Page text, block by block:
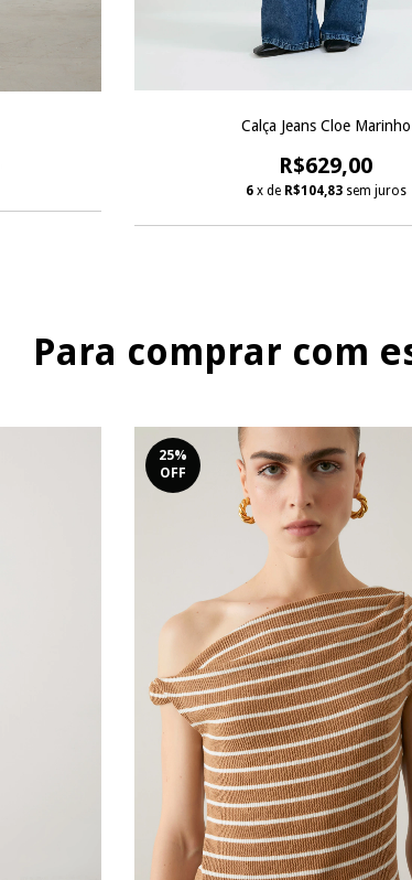
Calça Jeans Cloe Marinho
R$629,00
6 x de R$104,83 sem juros
Para comprar com
25%
OFF